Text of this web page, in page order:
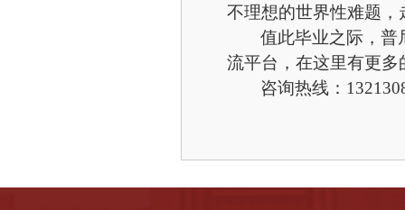
不理想的世界性难题
值此毕业之际，普
流平台，在这里有更
咨询热线：